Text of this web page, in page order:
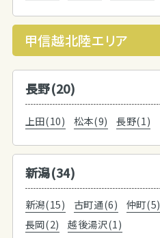
甲信越北陸エリア
長野(20)
上田(10) 松本(9) 長野(1)
新潟(34)
新潟(15) 古町通(6) 仲町(5)
長岡(2)
越後湯沢(1)